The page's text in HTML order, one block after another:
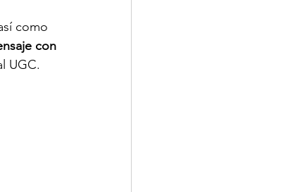
como
con
UGC.